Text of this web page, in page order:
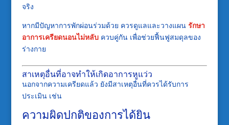
จริง
หากมีปัญหาการพักผ่อนร่วมด้วย ควรดูแลและวางแผน รักษา
อาการเครียดนอนไม่หลับควบคู่กัน เพื่อช่วยฟื้นฟูสมดุลของ
ร่างกาย
สาเหตุอื่นที่อาจทำให้เกิดอาการหูแว่ว
นอกจากความเครียดแล้ว ยังมีสาเหตุอื่นที่ควรได้รับการ
ประเมิน เช่น
ความผิดปกติของการได้ยิน